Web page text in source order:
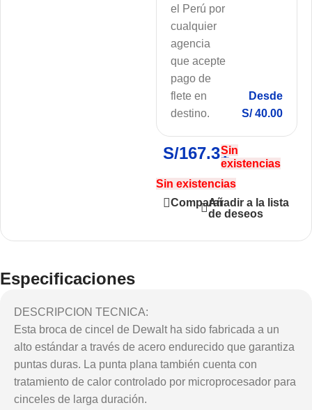
el Perú por
cualquier
agencia
que acepte
pago de
flete en
destino.
Desde
S/ 40.00
S/167.31Sin
existencias
Sin existencias
CompararAñadir a la lista
de deseos
Especificaciones
DESCRIPCION TECNICA:
Esta broca de cincel de Dewalt ha sido fabricada a un
alto estándar a través de acero endurecido que garantiza
puntas duras. La punta plana también cuenta con
tratamiento de calor controlado por microprocesador para
cinceles de larga duración.